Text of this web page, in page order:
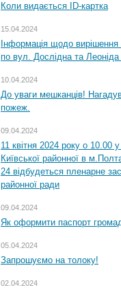
Коли видається ID-картка
15.04.2024
Інформація щодо
по вул. Дослідна та Леоніда
10.04.2024
До уваги мешканців!
пожеж.
09.04.2024
11 квітня 2024 року о 10.00
Київської районної в
24 відбудеться пленарне
районної ради
09.04.2024
Як оформити паспорт
05.04.2024
Запрошуємо на толоку!
02.04.2024